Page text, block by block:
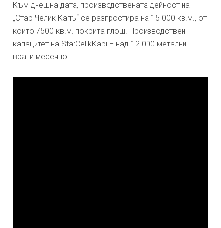
Към днешна дата, производствената дейност на
„Стар Челик Капъ“ се разпростира на 15 000 кв.м., от
които 7500 кв.м. покрита площ. Производствен
капацитет на StarCelikKapi – над 12 000 метални
врати месечно.